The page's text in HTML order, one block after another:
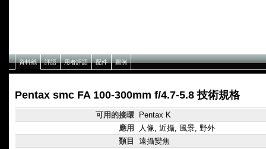
資料紙 評語 用者評語 配件 圖例
Pentax smc FA 100-300mm f/4.7-5.8 技術規格
可用的接環
Pentax K
應用
人像, 近攝, 風景, 野外
類目
遠攝變焦